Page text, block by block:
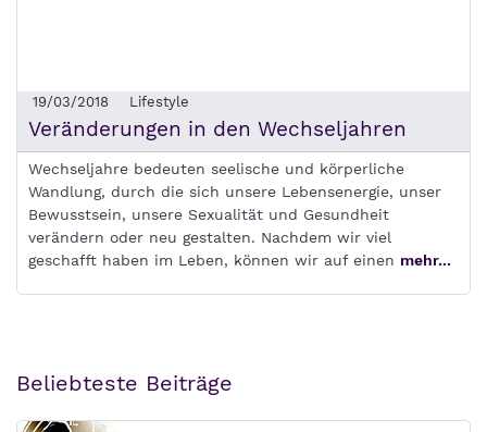
19/03/2018 Lifestyle
Veränderungen in den Wechseljahren
Wechseljahre bedeuten seelische und körperliche
Wandlung, durch die sich unsere Lebensenergie, unser
Bewusstsein, unsere Sexualität und Gesundheit
verändern oder neu gestalten. Nachdem wir viel
geschafft haben im Leben, können wir auf einen mehr...
Beliebteste Beiträge